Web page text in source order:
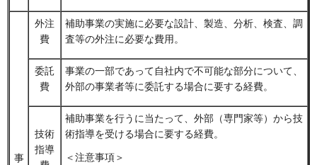
事
外注
費
補助事業の実施に必要な設計、製造、分析、検査、調
査等の外注に必要な費用。
委託
費
事業の一部であって自社内で不可能な部分について、
外部の事業者等に委託する場合に要する経費。
技術
指導
補助事業を行うに当たって、外部（専門家等）から技
術指導を受ける場合に要する経費。
＜注意事項＞